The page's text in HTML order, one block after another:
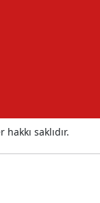
saklıdır.